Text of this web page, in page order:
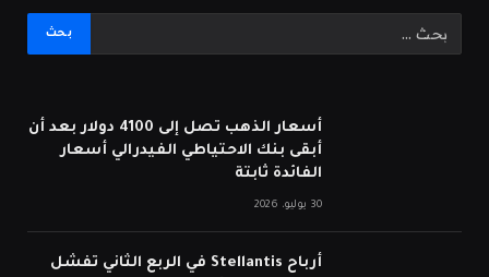
أسعار الذهب تصل إلى 4100 دولار بعد أن
أبقى بنك الاحتياطي الفيدرالي أسعار
الفائدة ثابتة
30 يوليو، 2026
أرباح Stellantis في الربع الثاني تفشل